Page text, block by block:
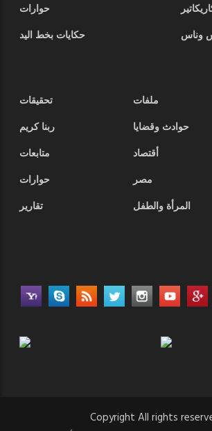
حوارات
وناس
حكايات بخط اليد
ملفات
تحقيقات
حوادث وقضايا
ربنا كريم
أقتصاد
متابعات
مصر
حوارات
المرأة والطفل
تقارير
Copyright All rights